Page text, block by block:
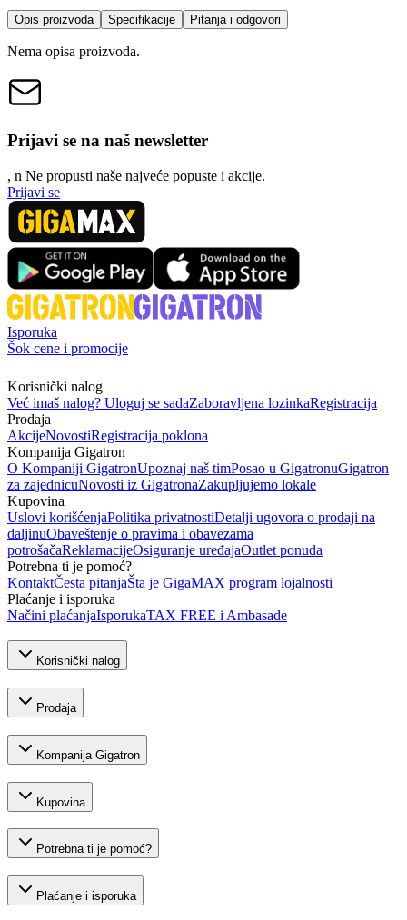
Opis proizvoda Specifikacije Pitanja i odgovori
Nema opisa proizvoda.
Prijavi se na naš newsletter
, n Ne propusti naše najveće popuste i akcije.
Prijavi se
Isporuka
Šok cene i promocije
Korisnički nalog
Već imaš nalog? Uloguj se sadaZaboravljena lozinkaRegistracija
Prodaja
AkcijeNovostiRegistracija poklona
Kompanija Gigatron
O Kompaniji GigatronUpoznaj naš timPosao u GigatronuGigatron
za zajednicuNovosti iz GigatronaZakupljujemo lokale
Kupovina
Uslovi korišćenjaPolitika privatnostiDetalji ugovora o prodaji na
daljinuObaveštenje o pravima i obavezama
potrošačaReklamacijeOsiguranje uređajaOutlet ponuda
Potrebna ti je pomoć?
KontaktČesta pitanjaŠta je GigaMAX program lojalnosti
Plaćanje i isporuka
Načini plaćanjaIsporukaTAX FREE i Ambasade
Korisnički nalog
Prodaja
Kompanija Gigatron
Kupovina
Potrebna ti je pomoć?
Plaćanje i isporuka